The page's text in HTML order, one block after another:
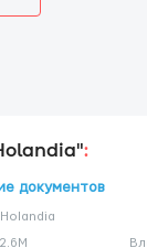
:
документов
Holandia
2.6M